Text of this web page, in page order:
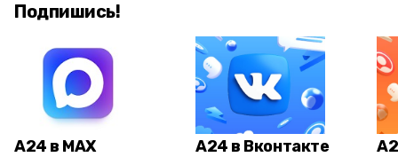
Подпишись!
А24 в MAX А24 в Вконтакте